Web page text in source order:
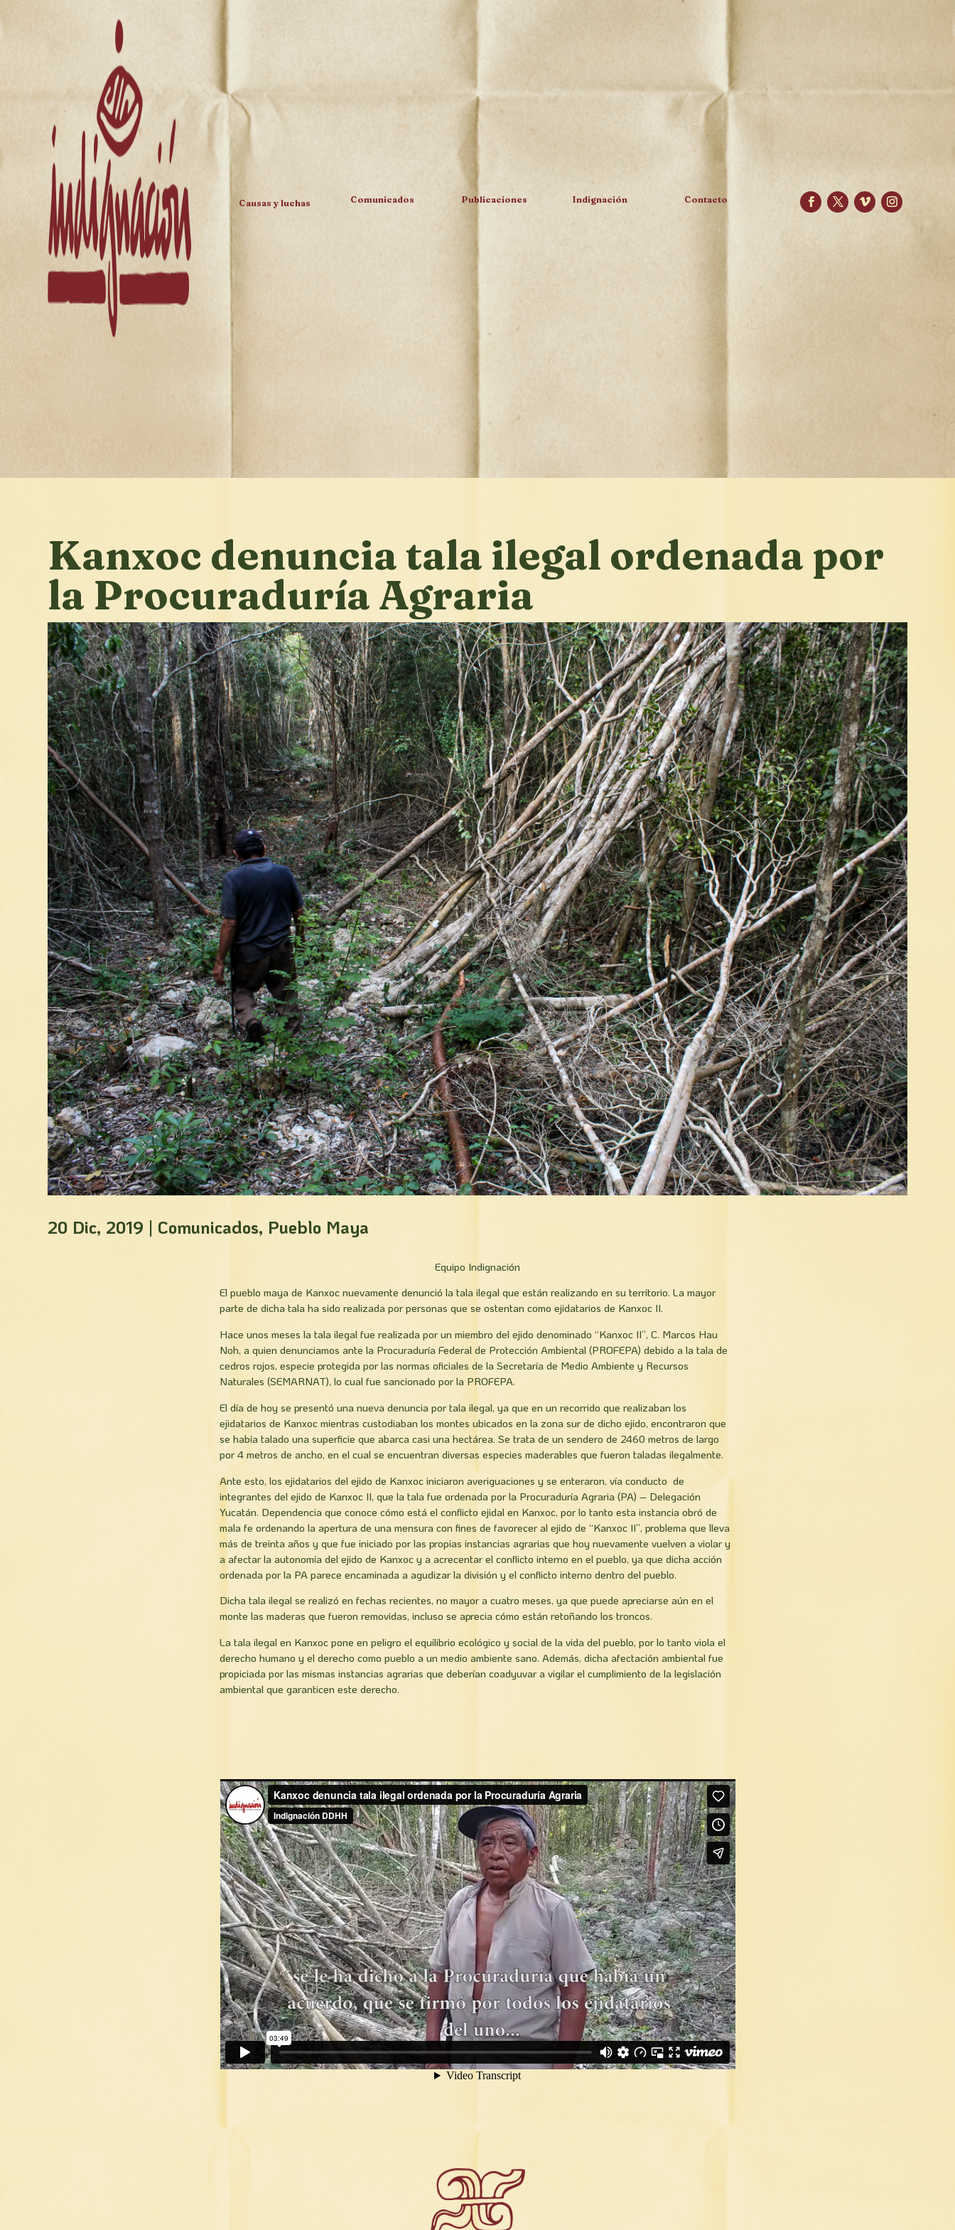
Causas y luchas Comunicados Publicaciones Indignación Contacto
Kanxoc denuncia tala ilegal ordenada por
la Procuraduría Agraria
20 Dic, 2019 | Comunicados, Pueblo Maya
Equipo Indignación
El pueblo maya de Kanxoc nuevamente denunció la tala ilegal que están realizando en su territorio. La mayor
parte de dicha tala ha sido realizada por personas que se ostentan como ejidatarios de Kanxoc II.
Hace unos meses la tala ilegal fue realizada por un miembro del ejido denominado “Kanxoc II”, C. Marcos Hau
Noh, a quien denunciamos ante la Procuraduría Federal de Protección Ambiental (PROFEPA) debido a la tala de
cedros rojos, especie protegida por las normas oficiales de la Secretaría de Medio Ambiente y Recursos
Naturales (SEMARNAT), lo cual fue sancionado por la PROFEPA.
El día de hoy se presentó una nueva denuncia por tala ilegal, ya que en un recorrido que realizaban los
ejidatarios de Kanxoc mientras custodiaban los montes ubicados en la zona sur de dicho ejido, encontraron que
se había talado una superficie que abarca casi una hectárea. Se trata de un sendero de 2460 metros de largo
por 4 metros de ancho, en el cual se encuentran diversas especies maderables que fueron taladas ilegalmente.
Ante esto, los ejidatarios del ejido de Kanxoc iniciaron averiguaciones y se enteraron, vía conducto de
integrantes del ejido de Kanxoc II, que la tala fue ordenada por la Procuraduría Agraria (PA) – Delegación
Yucatán. Dependencia que conoce cómo está el conflicto ejidal en Kanxoc, por lo tanto esta instancia obró de
mala fe ordenando la apertura de una mensura con fines de favorecer al ejido de “Kanxoc II”, problema que lleva
más de treinta años y que fue iniciado por las propias instancias agrarias que hoy nuevamente vuelven a violar y
a afectar la autonomía del ejido de Kanxoc y a acrecentar el conflicto interno en el pueblo, ya que dicha acción
ordenada por la PA parece encaminada a agudizar la división y el conflicto interno dentro del pueblo.
Dicha tala ilegal se realizó en fechas recientes, no mayor a cuatro meses, ya que puede apreciarse aún en el
monte las maderas que fueron removidas, incluso se aprecia cómo están retoñando los troncos.
La tala ilegal en Kanxoc pone en peligro el equilibrio ecológico y social de la vida del pueblo, por lo tanto viola el
derecho humano y el derecho como pueblo a un medio ambiente sano. Además, dicha afectación ambiental fue
propiciada por las mismas instancias agrarias que deberían coadyuvar a vigilar el cumplimiento de la legislación
ambiental que garanticen este derecho.